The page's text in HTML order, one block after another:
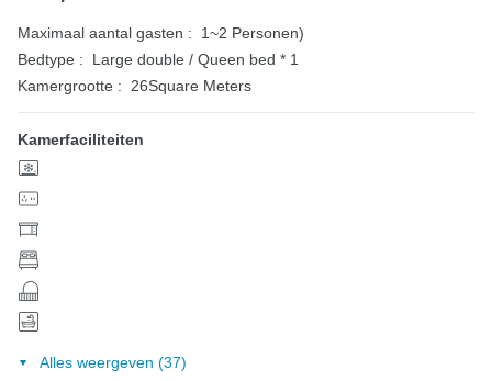
Maximaal aantal gasten :
1~2 Personen)
Bedtype :
Large double / Queen bed * 1
Kamergrootte :
26Square Meters
Kamerfaciliteiten
Alles weergeven (37)